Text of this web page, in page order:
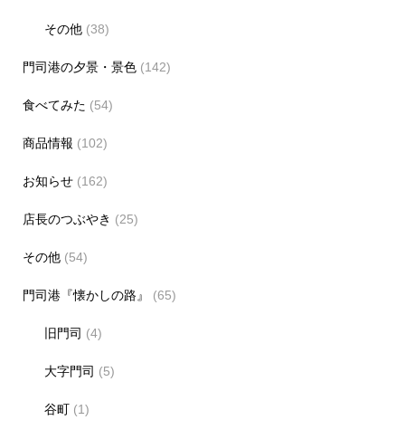
その他 (38)
門司港の夕景・景色(142)
食べてみた (54)
商品情報 (102)
お知らせ(162)
店長のつぶやき (25)
その他(54)
門司港『懐かしの路』 (65)
旧門司 (4)
大字門司 (5)
谷町 (1)